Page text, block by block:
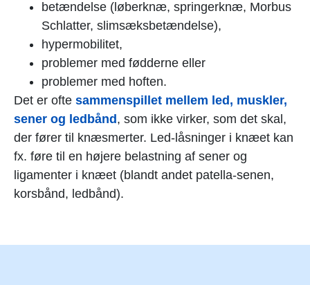
betændelse (løberknæ, springerknæ, Morbus
Schlatter, slimsæksbetændelse),
hypermobilitet,
problemer med fødderne eller
problemer med hoften.
Det er ofte sammenspillet mellem led, muskler,
sener og ledbånd , som ikke virker, som det skal,
der fører til knæsmerter. Led-låsninger i knæet kan
fx. føre til en højere belastning af sener og
ligamenter i knæet (blandt andet patella-senen,
korsbånd, ledbånd).